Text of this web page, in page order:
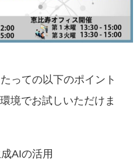
っての以下のポイント
境でお試しいただけま
AIの活用